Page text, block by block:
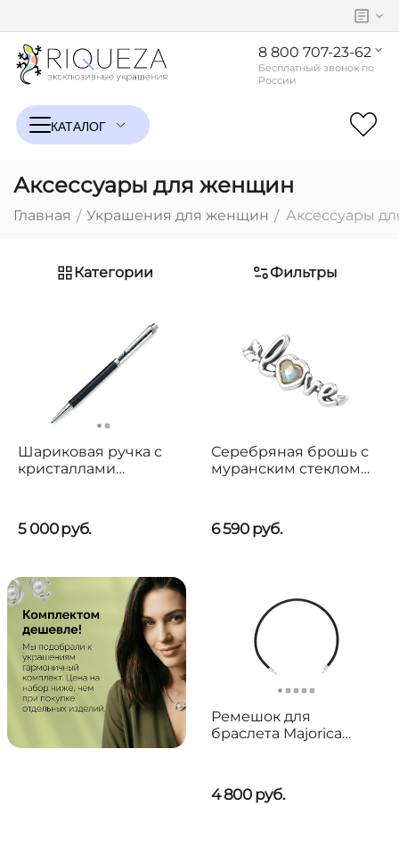
8 800 707-23-62
Аксессуары для женщин
Главная / Украшения для женщин / Аксессуары
Категории Фильтры
Шариковая ручка с
кристаллами
5 000руб.
Серебряная брошь с
муранским стеклом
6 590 руб.
Ремешок для
браслета Majorica
4 800 руб.